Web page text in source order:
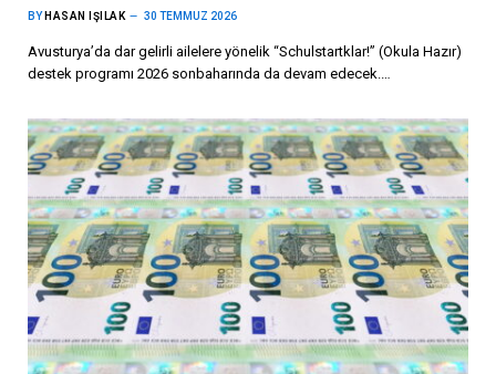
BY HASAN IŞILAK 30 TEMMUZ 2026
Avusturya’da dar gelirli ailelere yönelik “Schulstartklar!” (Okula Hazır)
destek programı 2026 sonbaharında da devam edecek.…